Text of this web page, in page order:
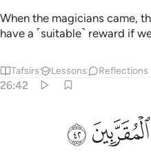
When the magicians came,
have a ˹suitable˺ reward if
Tafsirs Lessons Reflections
26:42
٤٢
ﱛﱜ